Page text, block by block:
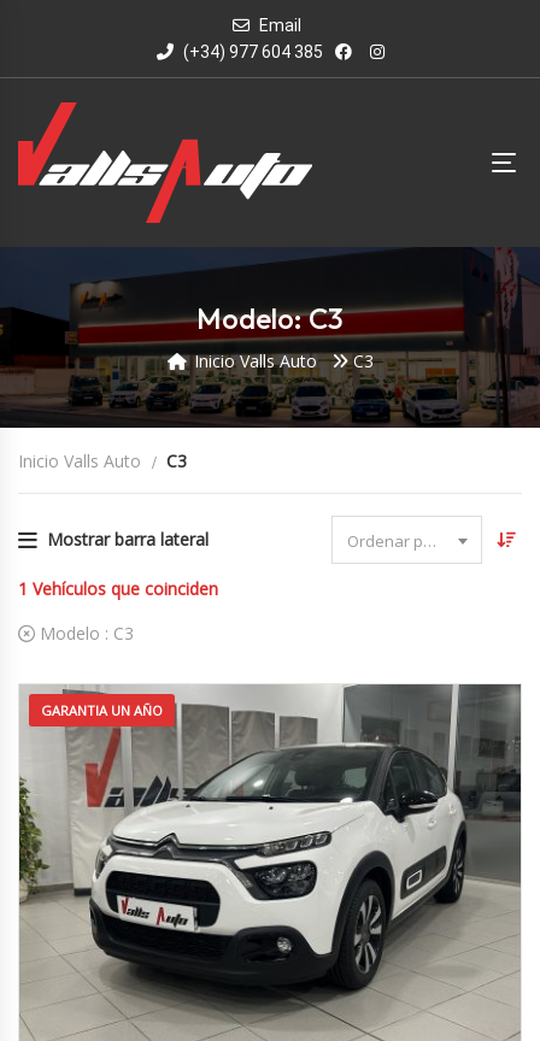
Email
(+34) 977 604 385
Modelo: C3
Inicio Valls Auto C3
Inicio Valls Auto C3
Mostrar barra lateral Ordenar por fecha
1 Vehículos que coinciden
Modelo : C3
GARANTIA UN AÑO